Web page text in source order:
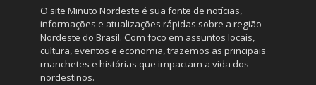
O site Minuto Nordeste é sua fonte de notícias,
informações e atualizações rápidas sobre a região
Nordeste do Brasil. Com foco em assuntos locais,
cultura, eventos e economia, trazemos as principais
manchetes e histórias que impactam a vida dos
nordestinos.